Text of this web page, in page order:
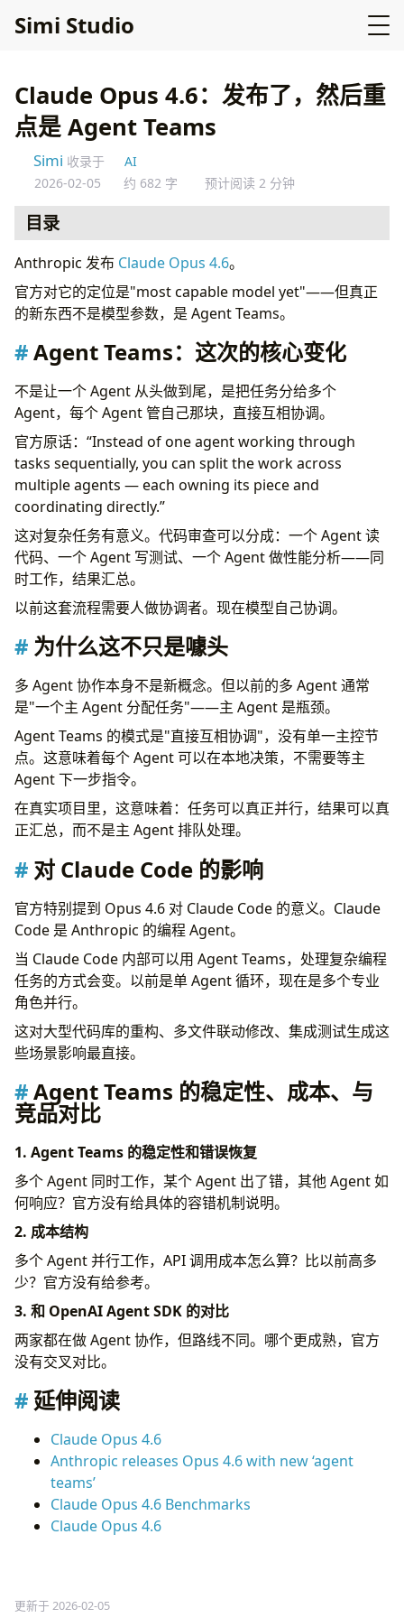
Simi Studio
Claude Opus 4.6：发布了，然后重
点是 Agent Teams
Simi 收录于
AI
2026-02-05
约 682 字 预计阅读 2 分钟
目录
Agent Teams：这次的核心变化
对 Claude Code 的影响
Agent Teams 的稳定性、成本、与竞品对比
延伸阅读
Anthropic 发布 Claude Opus 4.6。
官方对它的定位是"most capable model yet"——但真正
的新东西不是模型参数，是 Agent Teams。
Agent Teams：这次的核心变化
不是让一个 Agent 从头做到尾，是把任务分给多个
Agent，每个 Agent 管自己那块，直接互相协调。
官方原话：“Instead of one agent working through
tasks sequentially, you can split the work across
multiple agents — each owning its piece and
coordinating directly.”
这对复杂任务有意义。代码审查可以分成：一个 Agent 读
代码、一个 Agent 写测试、一个 Agent 做性能分析——同
时工作，结果汇总。
以前这套流程需要人做协调者。现在模型自己协调。
为什么这不只是噱头
多 Agent 协作本身不是新概念。但以前的多 Agent 通常
是"一个主 Agent 分配任务"——主 Agent 是瓶颈。
Agent Teams 的模式是"直接互相协调"，没有单一主控节
点。这意味着每个 Agent 可以在本地决策，不需要等主
Agent 下一步指令。
在真实项目里，这意味着：任务可以真正并行，结果可以真
正汇总，而不是主 Agent 排队处理。
对 Claude Code 的影响
官方特别提到 Opus 4.6 对 Claude Code 的意义。Claude
Code 是 Anthropic 的编程 Agent。
当 Claude Code 内部可以用 Agent Teams，处理复杂编程
任务的方式会变。以前是单 Agent 循环，现在是多个专业
角色并行。
这对大型代码库的重构、多文件联动修改、集成测试生成这
些场景影响最直接。
Agent Teams 的稳定性、成本、与
竞品对比
1. Agent Teams 的稳定性和错误恢复
多个 Agent 同时工作，某个 Agent 出了错，其他 Agent 如
何响应？官方没有给具体的容错机制说明。
2. 成本结构
多个 Agent 并行工作，API 调用成本怎么算？比以前高多
少？官方没有给参考。
3. 和 OpenAI Agent SDK 的对比
两家都在做 Agent 协作，但路线不同。哪个更成熟，官方
没有交叉对比。
延伸阅读
Claude Opus 4.6
Anthropic releases Opus 4.6 with new ‘agent
teams’
Claude Opus 4.6 Benchmarks
Claude Opus 4.6
更新于 2026-02-05